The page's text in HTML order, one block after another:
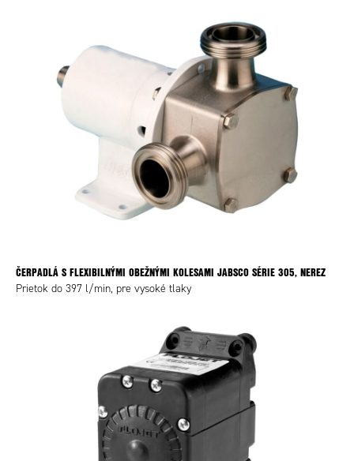
ČERPADLÁ S FLEXIBILNÝMI OBEŽNÝMI KOLESAMI JABSCO SÉRIE 305, NEREZ
Prietok do 397 l/min, pre vysoké tlaky